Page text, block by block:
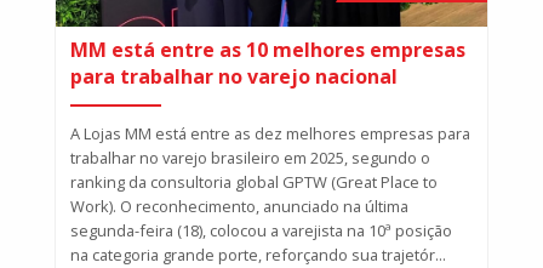
MM está entre as 10 melhores empresas
para trabalhar no varejo nacional
A Lojas MM está entre as dez melhores empresas para
trabalhar no varejo brasileiro em 2025, segundo o
ranking da consultoria global GPTW (Great Place to
Work). O reconhecimento, anunciado na última
segunda-feira (18), colocou a varejista na 10ª posição
na categoria grande porte, reforçando sua trajetór...